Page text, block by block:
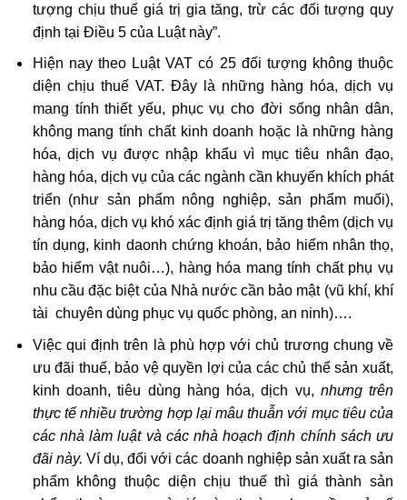
tượng chịu thuế giá trị gia tăng, trừ các đối tượng quy
định tại Điều 5 của Luật này”.
Hiện nay theo Luật VAT có 25 đối tượng không thuộc
diện chịu thuế VAT. Đây là những hàng hóa, dịch vụ
mang tính thiết yếu, phục vụ cho đời sống nhân dân,
không mang tính chất kinh doanh hoặc là những hàng
hóa, dịch vụ được nhập khẩu vì mục tiêu nhân đạo,
hàng hóa, dịch vụ của các ngành cần khuyến khích phát
triển (như sản phẩm nông nghiệp, sản phẩm muối),
hàng hóa, dịch vụ khó xác định giá trị tăng thêm (dịch vụ
tín dụng, kinh daonh chứng khoán, bảo hiểm nhân thọ,
bảo hiểm vật nuôi…), hàng hóa mang tính chất phụ vụ
nhu cầu đặc biệt của Nhà nước cần bảo mật (vũ khí, khí
tài chuyên dùng phục vụ quốc phòng, an ninh)….
Việc qui định trên là phù hợp với chủ trương chung về
ưu đãi thuế, bảo vệ quyền lợi của các chủ thể sản xuất,
kinh doanh, tiêu dùng hàng hóa, dịch vụ, nhưng trên
thực tế nhiều trường hợp lại mâu thuẫn với mục tiêu của
các nhà làm luật và các nhà hoạch định chính sách ưu
đãi này. Ví dụ, đối với các doanh nghiệp sản xuất ra sản
phẩm không thuộc diện chịu thuế thì giá thành sản